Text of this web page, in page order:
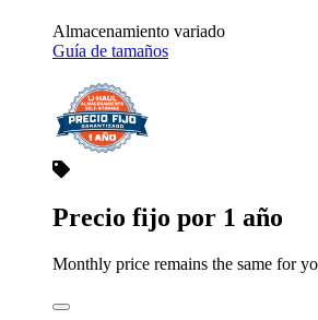
Almacenamiento variado
Guía de tamaños
Precio fijo por 1 año
Monthly price remains the same for